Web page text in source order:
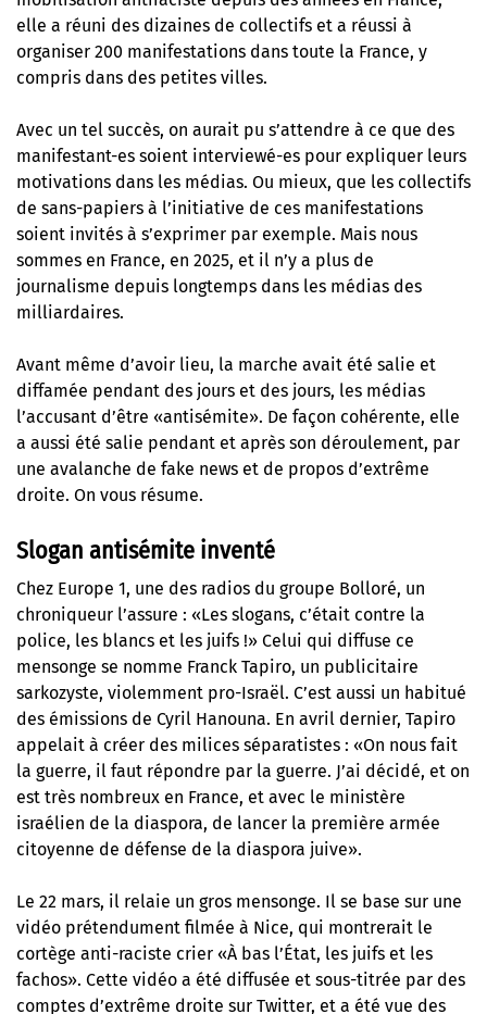
elle a réuni des dizaines de collectifs et a réussi à
organiser 200 manifestations dans toute la France, y
compris dans des petites villes.
Avec un tel succès, on aurait pu s’attendre à ce que des
manifestant-es soient interviewé-es pour expliquer leurs
motivations dans les médias. Ou mieux, que les collectifs
de sans-papiers à l’initiative de ces manifestations
soient invités à s’exprimer par exemple. Mais nous
sommes en France, en 2025, et il n’y a plus de
journalisme depuis longtemps dans les médias des
milliardaires.
Avant même d’avoir lieu, la marche avait été salie et
diffamée pendant des jours et des jours, les médias
l’accusant d’être «antisémite». De façon cohérente, elle
a aussi été salie pendant et après son déroulement, par
une avalanche de fake news et de propos d’extrême
droite. On vous résume.
Slogan antisémite inventé
Chez Europe 1, une des radios du groupe Bolloré, un
chroniqueur l’assure : «Les slogans, c’était contre la
police, les blancs et les juifs !» Celui qui diffuse ce
mensonge se nomme Franck Tapiro, un publicitaire
sarkozyste, violemment pro-Israël. C’est aussi un habitué
des émissions de Cyril Hanouna. En avril dernier, Tapiro
appelait à créer des milices séparatistes : «On nous fait
la guerre, il faut répondre par la guerre. J’ai décidé, et on
est très nombreux en France, et avec le ministère
israélien de la diaspora, de lancer la première armée
citoyenne de défense de la diaspora juive».
Le 22 mars, il relaie un gros mensonge. Il se base sur une
vidéo prétendument filmée à Nice, qui montrerait le
cortège anti-raciste crier «À bas l’État, les juifs et les
fachos». Cette vidéo a été diffusée et sous-titrée par des
comptes d’extrême droite sur Twitter, et a été vue des